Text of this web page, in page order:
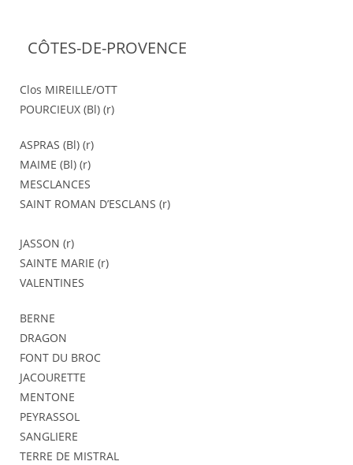
CÔTES-DE-PROVENCE
Clos MIREILLE/OTT
POURCIEUX (Bl) (r)
ASPRAS (Bl) (r)
MAIME (Bl) (r)
MESCLANCES
SAINT ROMAN D’ESCLANS (r)
JASSON (r)
SAINTE MARIE (r)
VALENTINES
BERNE
DRAGON
FONT DU BROC
JACOURETTE
MENTONE
PEYRASSOL
SANGLIERE
TERRE DE MISTRAL